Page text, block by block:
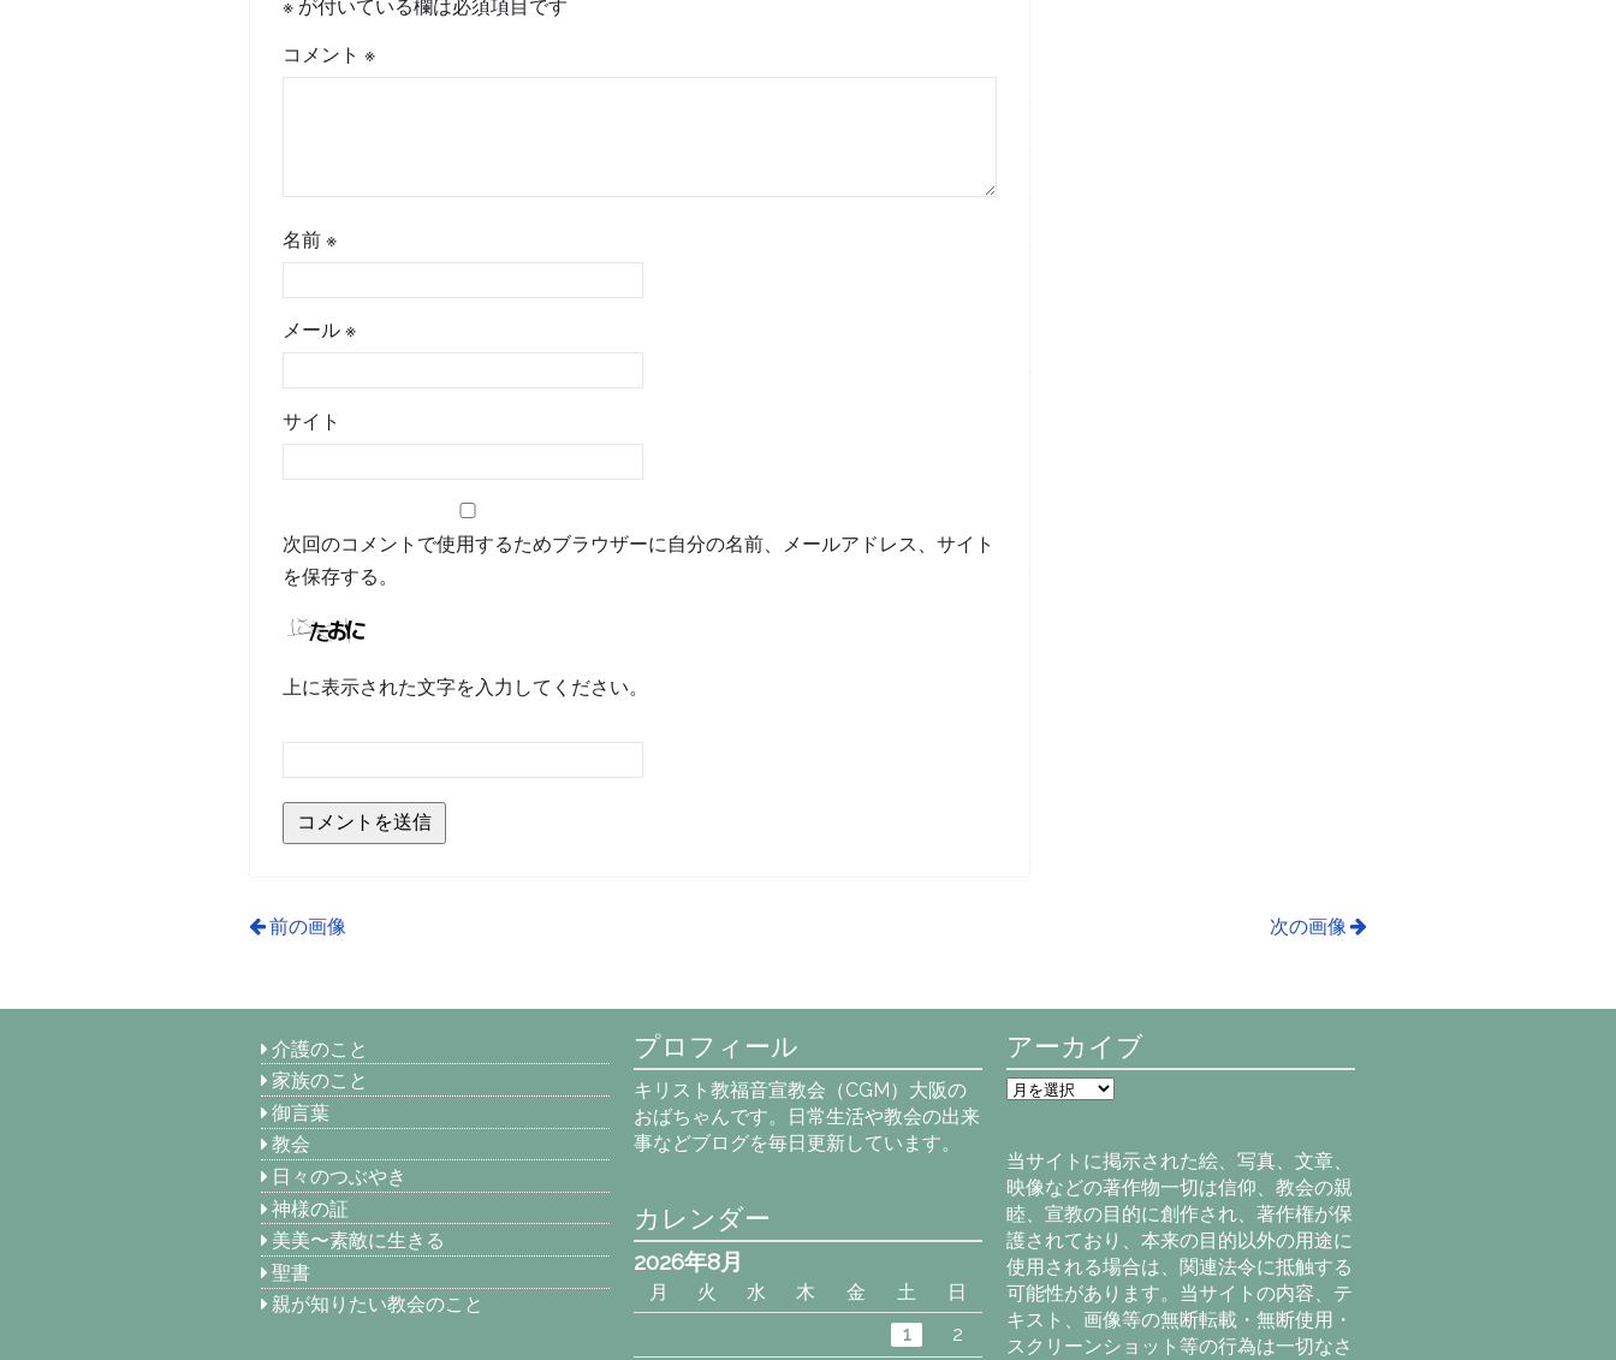
※ が付いている欄は必須項目です
コメント※
名前※
メール※
サイト
次回のコメントで使用するためブラウザーに自分の名前、メールアドレス、サイト
を保存する。
上に表示された文字を入力してください。
次の画像
前の画像
介護のこと
家族のこと
御言葉
教会
日々のつぶやき
神様の証
美美〜素敵に生きる
聖書
親が知りたい教会のこと
プロフィール
キリスト教福音宣教会（CGM）大阪の
おばちゃんです。日常生活や教会の出来
事などブログを毎日更新しています。
アーカイブ
ア
ー
ブ
当サイトに掲示された絵、写真、文章、
映像などの著作物一切は信仰、教会の親
睦、宣教の目的に創作され、著作権が保
護されており、本来の目的以外の用途に
使用される場合は、関連法令に抵触する
可能性があります。当サイトの内容、テ
キスト、画像等の無断転載・無断使用・
スクリーンショット等の行為は一切なさ
カレンダー
2026年8月
月 火 水 木 金 土
日
1
2